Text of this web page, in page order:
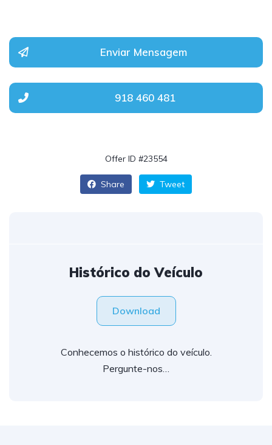
Enviar Mensagem
918 460 481
Offer ID #23554
Share Tweet
Histórico do Veículo
Download
Conhecemos o histórico do veículo.
Pergunte-nos…